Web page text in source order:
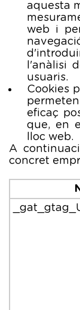
aquesta
web i
l'anàlisi
usuaris.
Cookies
eficaç
que, en
lloc web.
A
concret